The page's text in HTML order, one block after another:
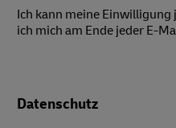
Ich kann meine
ich mich am Ende jeder E-
Datenschutz